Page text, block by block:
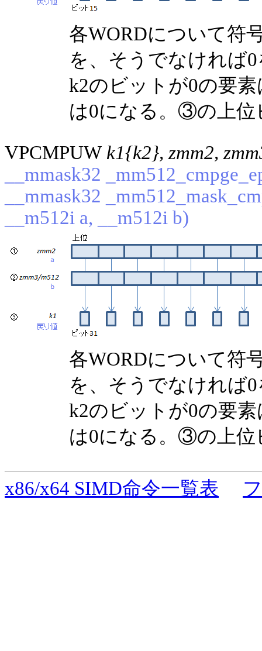
各WORDについて
を、そうでなければ
k2のビットが0の要
は0になる。③の上位
VPCMPUW k1{k2}, zmm2,
__mmask32
__mmask32
__m512i a, __m512i b)
各WORDについて
を、そうでなければ
k2のビットが0の要
は0になる。③の上位
x86/x64 SIMD命令一覧表